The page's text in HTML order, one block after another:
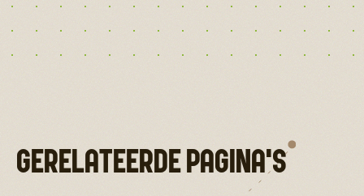
GERELATEERDE PAGINA'S